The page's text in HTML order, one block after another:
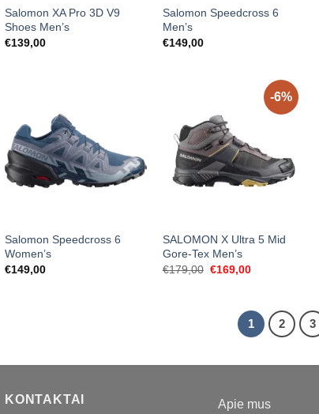
Salomon XA Pro 3D V9
Shoes Men’s
€139,00
Salomon Speedcross 6
Men’s
€149,00
Salomon Speedcross 6
Women’s
€149,00
-6%
SALOMON X Ultra 5 Mid
Gore-Tex Men’s
€179,00 Original
€169,00Current
1 2 3
KONTAKTAI Apie mus